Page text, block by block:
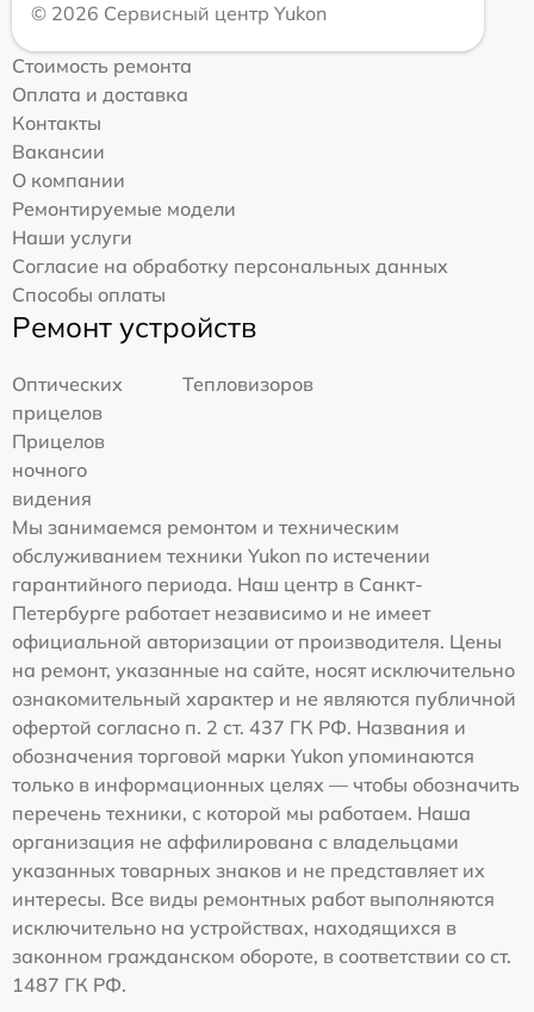
© 2026 Сервисный центр Yukon
Стоимость ремонта
Оплата и доставка
Контакты
Вакансии
О компании
Ремонтируемые модели
Наши услуги
Согласие на обработку персональных данных
Способы оплаты
Ремонт устройств
Оптических
прицелов
Тепловизоров
Прицелов
ночного
видения
Мы занимаемся ремонтом и техническим
обслуживанием техники Yukon по истечении
гарантийного периода. Наш центр в Санкт-
Петербурге работает независимо и не имеет
официальной авторизации от производителя. Цены
на ремонт, указанные на сайте, носят исключительно
ознакомительный характер и не являются публичной
офертой согласно п. 2 ст. 437 ГК РФ. Названия и
обозначения торговой марки Yukon упоминаются
только в информационных целях — чтобы обозначить
перечень техники, с которой мы работаем. Наша
организация не аффилирована с владельцами
указанных товарных знаков и не представляет их
интересы. Все виды ремонтных работ выполняются
исключительно на устройствах, находящихся в
законном гражданском обороте, в соответствии со ст.
1487 ГК РФ.